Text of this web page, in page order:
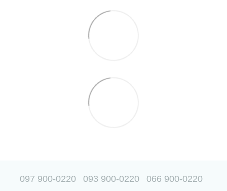
097 900-0220 093 900-0220 066 900-0220